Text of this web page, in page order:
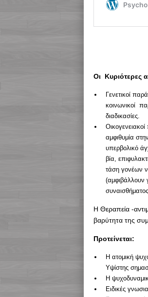
Οι Κυριότερες
Γενετικοί
κοινωνικοί
διαδικασίες.
αμφιθυμία
υπερβολικό
βία,
τάση γονέων
(αμφιβάλλουν
Η Θεραπεία -
βαρύτητα της
Προτείνεται:
Η ατομική
Υψίστης
Η
Ειδικές